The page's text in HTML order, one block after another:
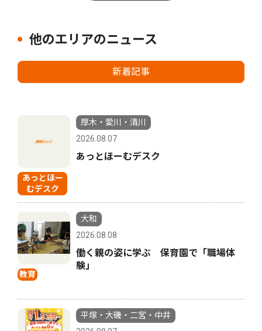
他のエリアのニュース
新着記事
あっとほー
むデスク
厚木・愛川・清川
2026.08.07
あっとほーむデスク
教育
大和
2026.08.08
働く親の姿に学ぶ 保育園で「職場体
験」
平塚・大磯・二宮・中井